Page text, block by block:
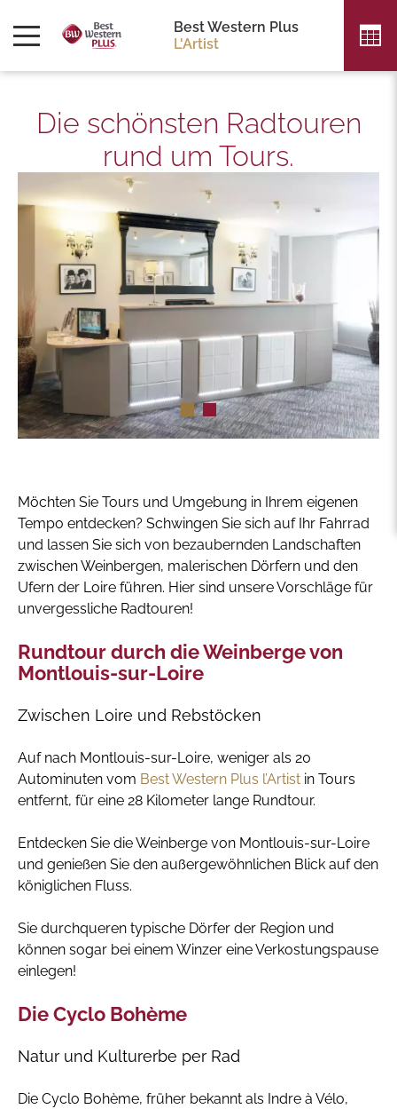
Best Western Plus
L'Artist
Die schönsten Radtouren
rund um Tours.
Möchten Sie Tours und Umgebung in Ihrem eigenen
Tempo entdecken? Schwingen Sie sich auf Ihr Fahrrad
und lassen Sie sich von bezaubernden Landschaften
zwischen Weinbergen, malerischen Dörfern und den
Ufern der Loire führen. Hier sind unsere Vorschläge für
unvergessliche Radtouren!
Rundtour durch die Weinberge von
Montlouis-sur-Loire
Zwischen Loire und Rebstöcken
Auf nach Montlouis-sur-Loire, weniger als 20
Autominuten vom Best Western Plus l’Artist in Tours
entfernt, für eine 28 Kilometer lange Rundtour.
Entdecken Sie die Weinberge von Montlouis-sur-Loire
und genießen Sie den außergewöhnlichen Blick auf den
königlichen Fluss.
Sie durchqueren typische Dörfer der Region und
können sogar bei einem Winzer eine Verkostungspause
einlegen!
Die Cyclo Bohème
Natur und Kulturerbe per Rad
Die Cyclo Bohème, früher bekannt als Indre à Vélo,